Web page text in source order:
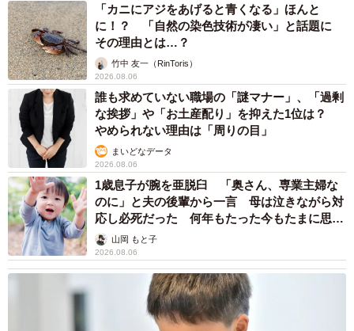
横浜で個展をされるのに合わせて制作されたのですか？
そうです。「横浜周遊」というテーマで横浜のものを展
示するためにコスモワールドも制作しました。切り絵は写
真で見るのと実物で見るのとでは、全然印象が変わると思
います。この作品は、３月１３日からの京都・みやこめっ
せで展示される予定ですので、直接見てもらえれば嬉しい
なと思います。
「カニにアジをあげると青くなる」ほんと
に！？ 「自然の染色技術が凄い」と話題に
その理由とは…？
竹中 友一（RinToris）
2026.08.06
誰も求めていない職場の「謎マナー」、「過剰
な挨拶」や「お土産配り」を抑えた1位は？
やめられない理由は「周りの目」
まいどなデータ
2026.08.06
1歳息子が腕を亜脱臼 「奥さん、専業主婦な
のに」と夫の後輩から一言 母は泣きながら対
応し必死だった 何年もたった今もたまに思い
出し…山岡 もと子
2026.08.06